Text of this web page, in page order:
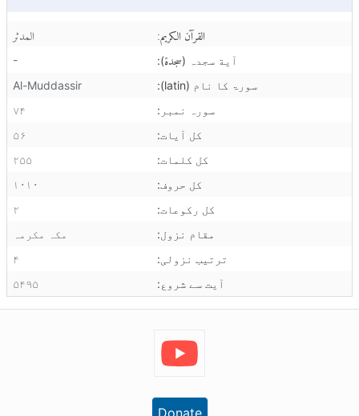
القرآن الكريم: المدثر
آية سجدہ (سجدة):
-
سورۃ کا نام (latin):
Al-Muddassir
سورہ نمبر:
۷۴
کل آیات:
۵۶
کل کلمات:
۲۵۵
کل حروف:
۱۰۱۰
کل رکوعات:
۲
مقام نزول:
مکہ مکرمہ
ترتیب نزولی:
۴
آیت سے شروع:
۵۴۹۵
Donate